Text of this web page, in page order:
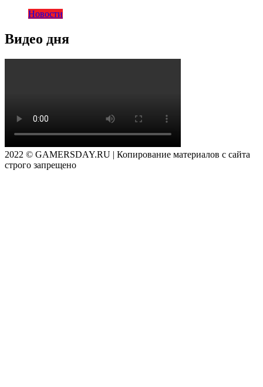
Новости
Видео дня
2022 © GAMERSDAY.RU | Копирование материалов с сайта
строго запрещено